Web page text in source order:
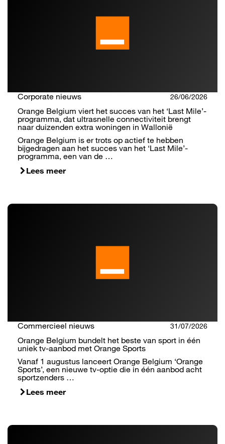
Corporate nieuws 26/06/2026
Orange Belgium viert het succes van het ‘Last Mile’-
programma, dat ultrasnelle connectiviteit brengt
naar duizenden extra woningen in Wallonië
Orange Belgium is er trots op actief te hebben
bijgedragen aan het succes van het ‘Last Mile’-
programma, een van de …
Lees meer
Commercieel nieuws 31/07/2026
Orange Belgium bundelt het beste van sport in één
uniek tv-aanbod met Orange Sports
Vanaf 1 augustus lanceert Orange Belgium ‘Orange
Sports’, een nieuwe tv-optie die in één aanbod acht
sportzenders …
Lees meer